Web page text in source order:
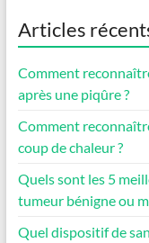
Articles
Comment
après une piqûre ?
Comment
coup de chaleur ?
Quels sont les 5
tumeur bénigne ou
Quel dispositif de